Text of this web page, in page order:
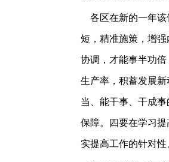
各区在新的一年
短，精准施策，增
协调，才能事半功
生产率，积蓄发展
当、能干事、干成
保障。四要在学习
实提高工作的针对性